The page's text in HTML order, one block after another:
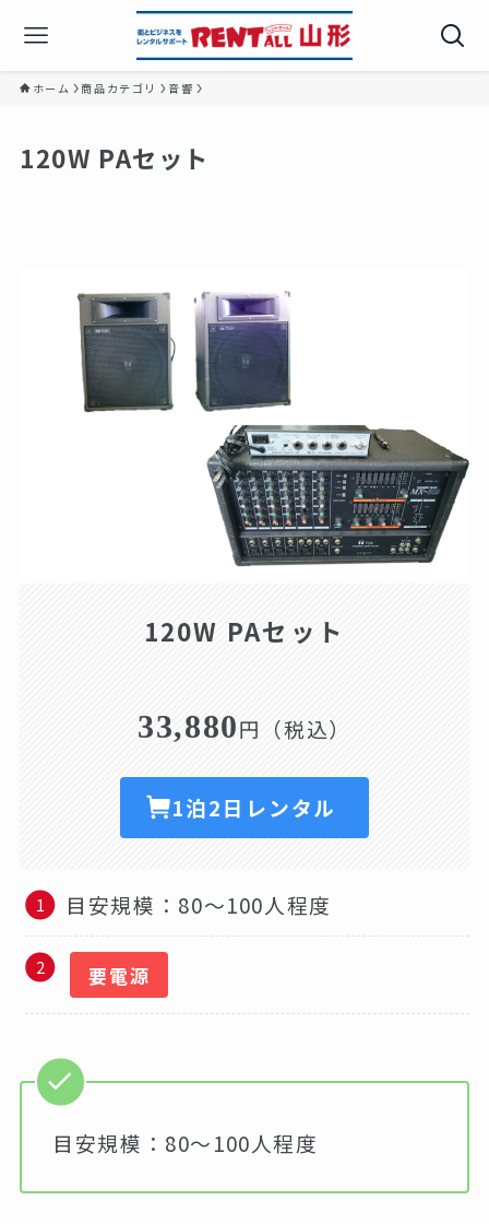
ホーム 商品カテゴリ 音響
120W PAセット
120W PAセット
33,880円（税込）
1泊2日レンタル
目安規模：80～100人程度
要電源
目安規模：80～100人程度